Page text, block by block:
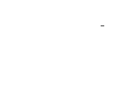
個主題展區都有精美的佈置回應
心價值。2010年，Van Cleef &
de Genève）中獲獎的
這場機械浪漫，讓時間不再是抽
故事並未完結，2025年推出的